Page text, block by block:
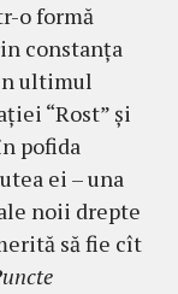
o formă
constanţa
ultimul
“Rost” şi
pofida
ei – una
noii drepte
să fie cît